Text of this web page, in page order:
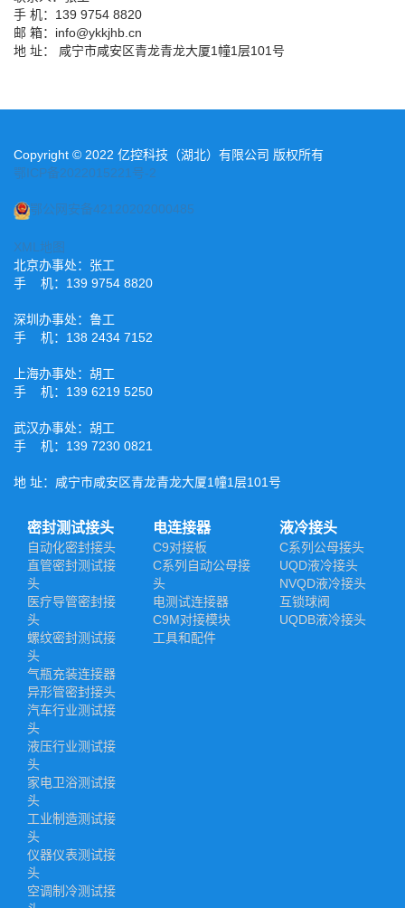
手 机：139 9754 8820
邮 箱：info@ykkjhb.cn
地 址： 咸宁市咸安区青龙青龙大厦1幢1层101号
Copyright © 2022 亿控科技（湖北）有限公司 版权所有
鄂ICP备2022015221号-2
鄂公网安备42120202000485
XML地图
北京办事处：张工
手 机：139 9754 8820
深圳办事处：鲁工
手 机：138 2434 7152
上海办事处：胡工
手 机：139 6219 5250
武汉办事处：胡工
手 机：139 7230 0821
地 址：咸宁市咸安区青龙青龙大厦1幢1层101号
密封测试接头
自动化密封接头
直管密封测试接
头
医疗导管密封接
头
螺纹密封测试接
头
气瓶充装连接器
异形管密封接头
汽车行业测试接
头
液压行业测试接
头
家电卫浴测试接
头
工业制造测试接
头
仪器仪表测试接
头
空调制冷测试接
电连接器
C9对接板
C系列自动公母接
头
电测试连接器
C9M对接模块
工具和配件
液冷接头
C系列公母接头
UQD液冷接头
NVQD液冷接头
互锁球阀
UQDB液冷接头